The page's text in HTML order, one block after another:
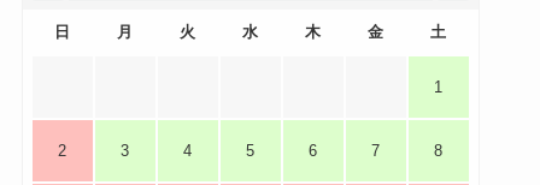
日 月 火 水 木 金 土
1
2 3 4 5 6 7 8